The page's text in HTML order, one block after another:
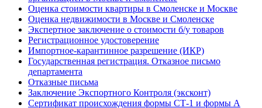
Оценка стоимости квартиры в Смоленске и Москве
Оценка недвижимости в Москве и Смоленске
Экспертное заключение о стоимости б/у товаров
Регистрационное удостоверение
Импортное-карантинное разрешение (ИКР)
Государственная регистрация. Отказное письмо
департамента
Отказные письма
Заключение Экспортного Контроля (эксконт)
Сертификат происхождения формы СТ-1 и формы А